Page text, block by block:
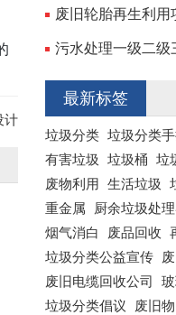
计
废旧轮胎再生利
污水处理一级二级
最新标签
垃圾分类 垃圾分类
有害垃圾 垃圾桶 垃
废物利用 生活垃圾
重金属 厨余垃圾处
烟气消白
废品回收
垃圾分类公益宣传
废旧电缆回收公司
垃圾分类倡议 废旧